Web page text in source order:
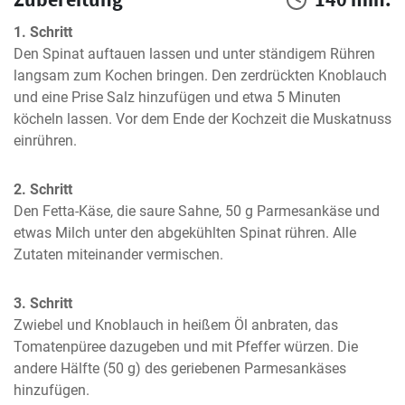
1. Schritt
Den Spinat auftauen lassen und unter ständigem Rühren
langsam zum Kochen bringen. Den zerdrückten Knoblauch
und eine Prise Salz hinzufügen und etwa 5 Minuten
köcheln lassen. Vor dem Ende der Kochzeit die Muskatnuss
einrühren.
2. Schritt
Den Fetta-Käse, die saure Sahne, 50 g Parmesankäse und
etwas Milch unter den abgekühlten Spinat rühren. Alle
Zutaten miteinander vermischen.
3. Schritt
Zwiebel und Knoblauch in heißem Öl anbraten, das
Tomatenpüree dazugeben und mit Pfeffer würzen. Die
andere Hälfte (50 g) des geriebenen Parmesankäses
hinzufügen.